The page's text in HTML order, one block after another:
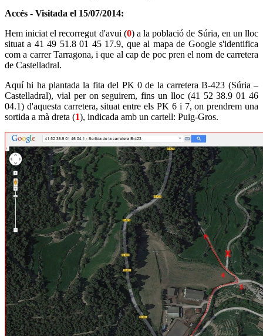
Accés - Visitada el 15/07/2014:
Hem iniciat el recorregut d'avui (0) a la població de Súria, en un lloc
situat a 41 49 51.8 01 45 17.9, que al mapa de Google s'identifica
com a carrer Tarragona, i que al cap de poc pren el nom de carretera
de Castelladral.
Aquí hi ha plantada la fita del PK 0 de la carretera B-423 (Súria –
Castelladral), vial per on seguirem, fins un lloc (41 52 38.9 01 46
04.1) d'aquesta carretera, situat entre els PK 6 i 7, on prendrem una
sortida a mà dreta (1), indicada amb un cartell: Puig-Gros.